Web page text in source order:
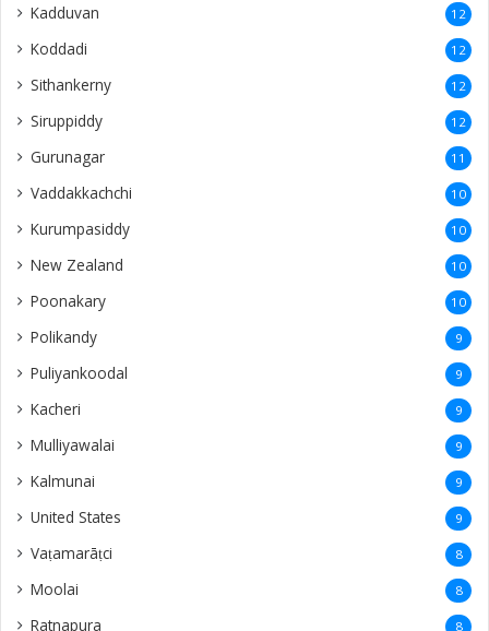
Kadduvan 12
Koddadi 12
Sithankerny 12
Siruppiddy 12
Gurunagar 11
Vaddakkachchi 10
Kurumpasiddy 10
New Zealand 10
Poonakary 10
Polikandy 9
Puliyankoodal 9
Kacheri 9
Mulliyawalai 9
Kalmunai 9
United States 9
Vaṭamarāṭci 8
Moolai 8
Ratnapura 8